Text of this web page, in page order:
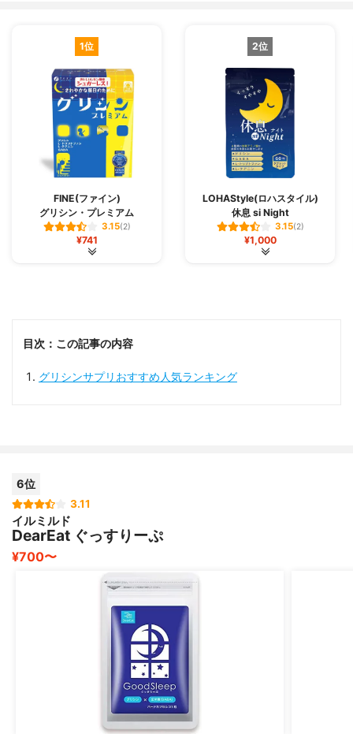
1位
FINE(ファイン)
グリシン・プレミアム
3.15(2)
¥741
2位
LOHAStyle(ロハスタイル)
休息 si Night
3.15(2)
¥1,000
目次：この記事の内容
グリシンサプリおすすめ人気ランキング
6位
3.11
イルミルド
DearEat ぐっすりーぷ
¥700〜